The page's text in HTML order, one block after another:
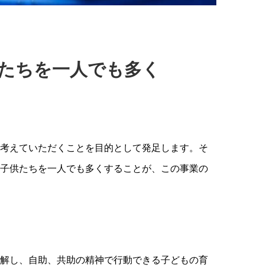
ちを一人でも多く
えていただくことを目的として発足します。そ
供たちを一人でも多くすることが、この事業の
し、自助、共助の精神で行動できる子どもの育